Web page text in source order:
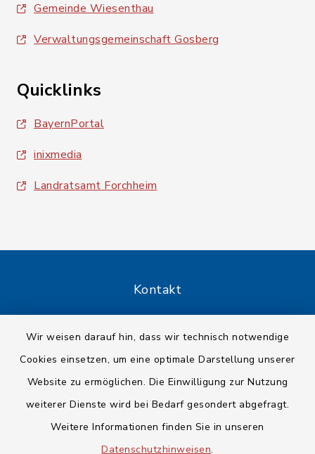
Wir weisen darauf hin, dass wir technisch notwendige
Cookies einsetzen, um eine optimale Darstellung unserer
Website zu ermöglichen. Die Einwilligung zur Nutzung
weiterer Dienste wird bei Bedarf gesondert abgefragt.
Weitere Informationen finden Sie in unseren
Datenschutzhinweisen.
Gemeinde Wiesenthau
Verwaltungsgemeinschaft Gosberg
Quicklinks
BayernPortal
inixmedia
Landratsamt Forchheim
Kontakt
Datenschutz
Impressum
Sitemap